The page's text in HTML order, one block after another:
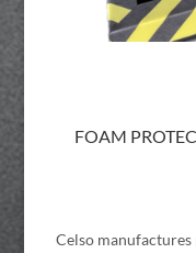
FOAM
Celso